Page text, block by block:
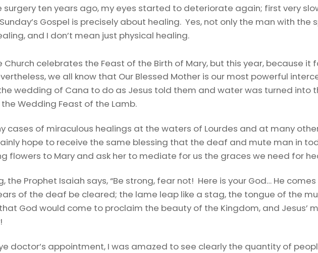
ten years ago, my eyes started to deteriorate again; first very
Gospel is precisely about healing. Yes, not only the man with
and I don’t mean just physical healing.
Church celebrates the Feast of the Birth of Mary, but this year, because it
we all know that Our Blessed Mother is our most powerful
wedding of Cana to do as Jesus told them and water was turned into
Wedding Feast of the Lamb.
cases of miraculous healings at the waters of Lourdes and at many
hope to receive the same blessing that the deaf and mute man in
flowers to Mary and ask her to mediate for us the graces we need for
the Prophet Isaiah says, “Be strong, fear not! Here is your God… He
of the deaf be cleared; the lame leap like a stag, the tongue of the
God would come to proclaim the beauty of the Kingdom, and Jesus’
doctor’s appointment, I was amazed to see clearly the quantity of